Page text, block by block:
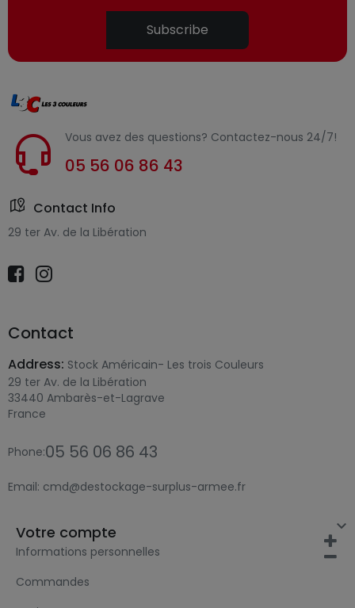
Subscribe
Vous avez des questions? Contactez-nous 24/7!
05 56 06 86 43
Contact Info
29 ter Av. de la Libération
Contact
Address: Stock Américain- Les trois Couleurs
29 ter Av. de la Libération
33440 Ambarès-et-Lagrave
France
Phone:05 56 06 86 43
Email: cmd@destockage-surplus-armee.fr

Votre compte
Informations personnelles
Commandes